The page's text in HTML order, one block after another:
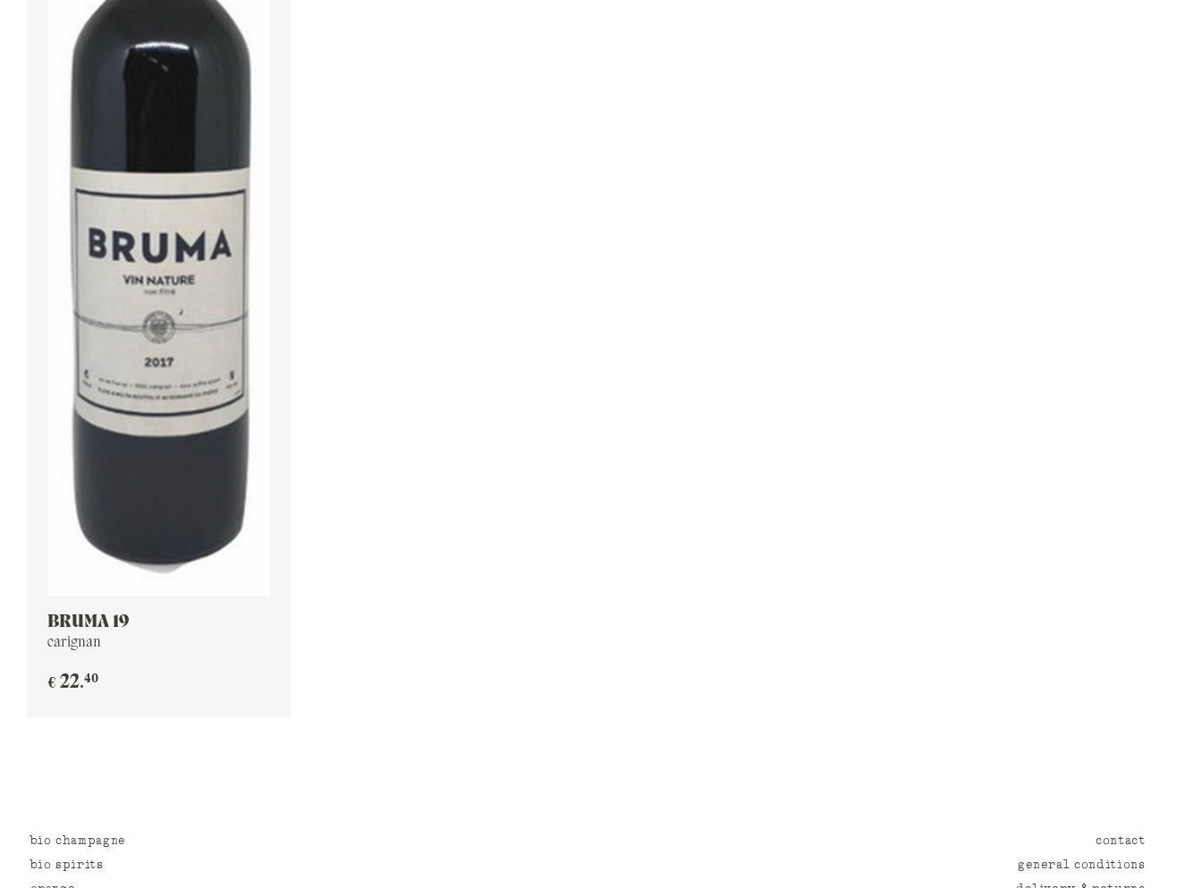
BRUMA 19
carignan
€22.40
bio champagne
bio spirits
contact
general conditions